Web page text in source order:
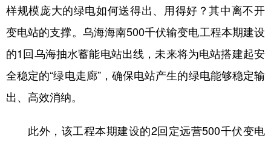
样规模庞大的绿电如何送得出、用得好？其中离不开
变电站的支撑。乌海海南500千伏输变电工程本期建设
的1回乌海抽水蓄能电站出线，未来将为电站搭建起安
全稳定的“绿电走廊”，确保电站产生的绿电能够稳定输
出、高效消纳。
此外，该工程本期建设的2回定远营500千伏变电